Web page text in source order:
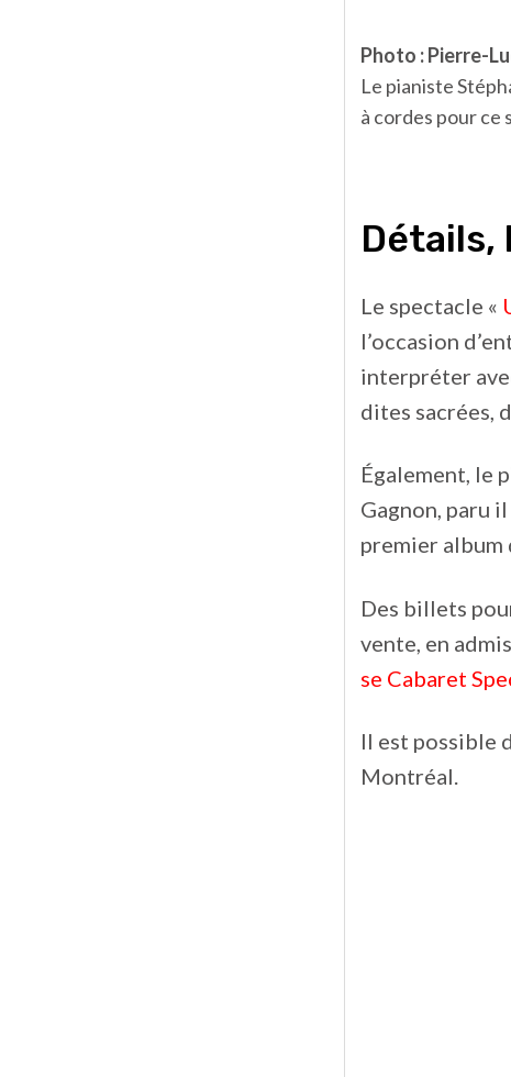
Photo : Pierre-
Le pianiste
à cordes pour ce
Le spectacle «
l’occasion
interpréter
dites sacrées,
Également, le
Gagnon, paru
premier album
Des billets
vente, en
se Cabaret
Il est possible
Montréal.